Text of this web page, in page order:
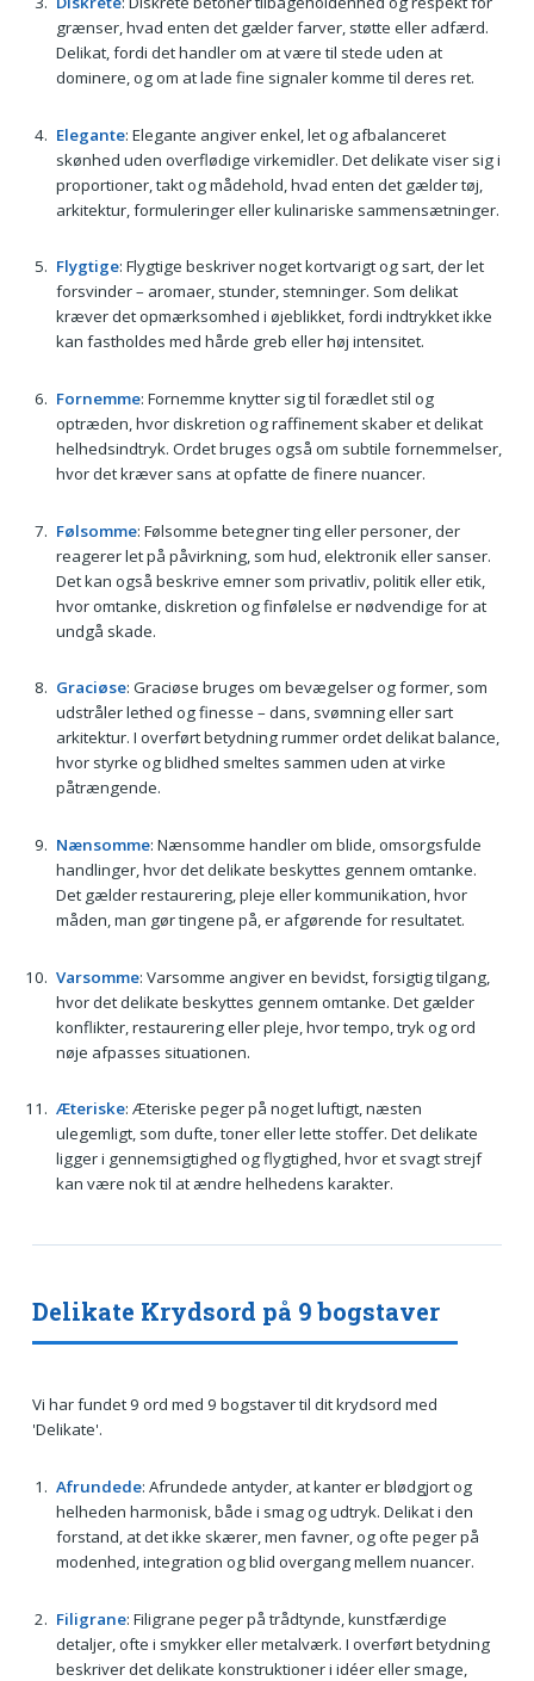
grænser, hvad enten det gælder farver, støtte eller adfærd.
Delikat, fordi det handler om at være til stede uden at
dominere, og om at lade fine signaler komme til deres ret.
Elegante: Elegante angiver enkel, let og afbalanceret
skønhed uden overflødige virkemidler. Det delikate viser sig i
proportioner, takt og mådehold, hvad enten det gælder tøj,
arkitektur, formuleringer eller kulinariske sammensætninger.
Flygtige: Flygtige beskriver noget kortvarigt og sart, der let
forsvinder – aromaer, stunder, stemninger. Som delikat
kræver det opmærksomhed i øjeblikket, fordi indtrykket ikke
kan fastholdes med hårde greb eller høj intensitet.
Fornemme: Fornemme knytter sig til forædlet stil og
optræden, hvor diskretion og raffinement skaber et delikat
helhedsindtryk. Ordet bruges også om subtile fornemmelser,
hvor det kræver sans at opfatte de finere nuancer.
Følsomme: Følsomme betegner ting eller personer, der
reagerer let på påvirkning, som hud, elektronik eller sanser.
Det kan også beskrive emner som privatliv, politik eller etik,
hvor omtanke, diskretion og finfølelse er nødvendige for at
undgå skade.
Graciøse: Graciøse bruges om bevægelser og former, som
udstråler lethed og finesse – dans, svømning eller sart
arkitektur. I overført betydning rummer ordet delikat balance,
hvor styrke og blidhed smeltes sammen uden at virke
påtrængende.
Nænsomme: Nænsomme handler om blide, omsorgsfulde
handlinger, hvor det delikate beskyttes gennem omtanke.
Det gælder restaurering, pleje eller kommunikation, hvor
måden, man gør tingene på, er afgørende for resultatet.
Varsomme: Varsomme angiver en bevidst, forsigtig tilgang,
hvor det delikate beskyttes gennem omtanke. Det gælder
konflikter, restaurering eller pleje, hvor tempo, tryk og ord
nøje afpasses situationen.
Æteriske: Æteriske peger på noget luftigt, næsten
ulegemligt, som dufte, toner eller lette stoffer. Det delikate
ligger i gennemsigtighed og flygtighed, hvor et svagt strejf
kan være nok til at ændre helhedens karakter.
Delikate Krydsord på 9 bogstaver
Vi har fundet 9 ord med 9 bogstaver til dit krydsord med
'Delikate'.
Afrundede: Afrundede antyder, at kanter er blødgjort og
helheden harmonisk, både i smag og udtryk. Delikat i den
forstand, at det ikke skærer, men favner, og ofte peger på
modenhed, integration og blid overgang mellem nuancer.
Filigrane: Filigrane peger på trådtynde, kunstfærdige
detaljer, ofte i smykker eller metalværk. I overført betydning
beskriver det delikate konstruktioner i idéer eller smage,